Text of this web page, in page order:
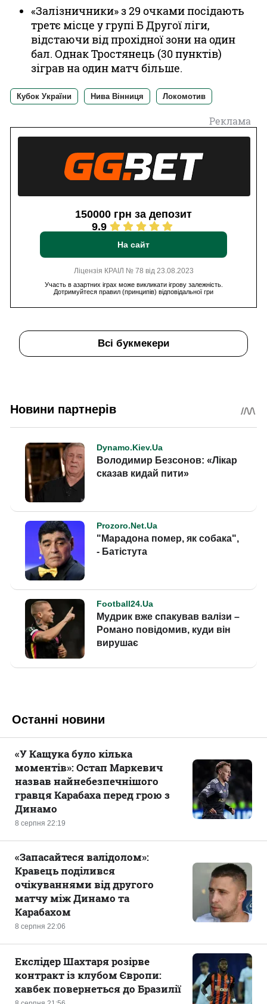
«Залізничники» з 29 очками посідають
третє місце у групі Б Другої ліги,
відстаючи від прохідної зони на один
бал. Однак Тростянець (30 пунктів)
зіграв на один матч більше.
Кубок України Нива Вінниця Локомотив
Реклама
150000 грн за депозит
9.9
На сайт
Ліцензія КРАІЛ № 78 від 23.08.2023
Участь в азартних іграх може викликати ігрову залежність.
Дотримуйтеся правил (принципів) відповідальної гри
Всі букмекери
Останні новини
8 серпня 22:19
«У Кащука було кілька
моментів»: Остап Маркевич
назвав найнебезпечнішого
гравця Карабаха перед грою з
Динамо
8 серпня 22:06
«Запасайтеся валідолом»:
Кравець поділився
очікуваннями від другого
матчу між Динамо та
Карабахом
Екслідер Шахтаря розірве
контракт із клубом Європи:
хавбек повернеться до Бразилії